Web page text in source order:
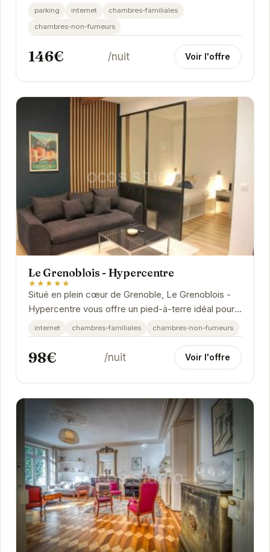
Grenoble. Il est idéalement placé pour explorer la
parking internet
chambres-familiales
chambres-non-fumeurs
146€ /nuit Voir l'offre
Le Grenoblois - Hypercentre
★★★★★
Situé en plein cœur de Grenoble, Le Grenoblois -
Hypercentre vous offre un pied-à-terre idéal pour
explorer les charmes de cette ville dynamique....
internet chambres-familiales chambres-non-fumeurs
98€ /nuit Voir l'offre